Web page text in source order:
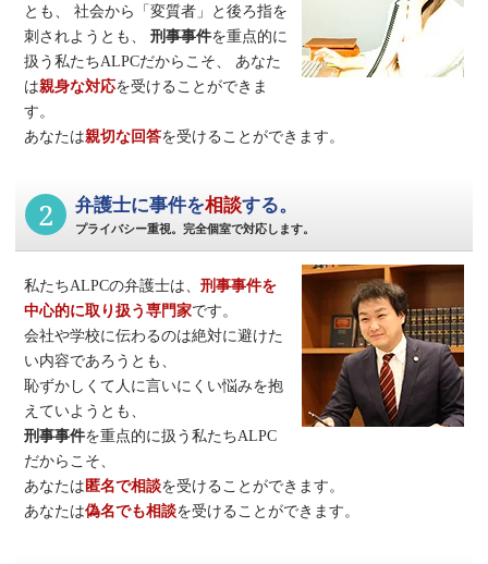
とも、
社会から「変質者」と後ろ指を
刺されようとも、
刑事事件を重点的に
扱う私たちALPCだからこそ、
あなた
は親身な対応を受けることができま
す。
あなたは親切な回答を受けることができます。
2 弁護士に事件を相談する。
プライバシー重視。完全個室で対応します。
私たちALPCの弁護士は、刑事事件を
中心的に取り扱う専門家です。
会社や学校に伝わるのは絶対に避けた
い内容であろうとも、
恥ずかしくて人に言いにくい悩みを抱
えていようとも、
刑事事件を重点的に扱う私たちALPC
だからこそ、
あなたは匿名で相談を受けることができます。
あなたは偽名でも相談を受けることができます。